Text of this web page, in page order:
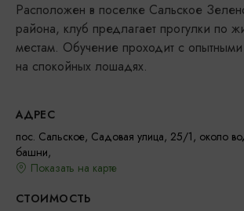
Расположен в поселке Сальское
района, клуб предлагает прогулки по
местам. Обучение проходит с опытными
на спокойных лошадях.
АДРЕС
​пос. Сальское, Садовая улица, 25/1, ​около
башни,
Показать на карте
СТОИМОСТЬ